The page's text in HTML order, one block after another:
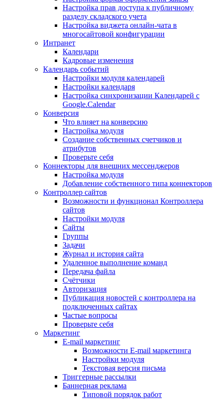
Настройка прав доступа к публичному
разделу складского учета
Настройка виджета онлайн-чата в
многосайтовой конфигурации
Интранет
Календари
Кадровые изменения
Календарь событий
Настройки модуля календарей
Настройки календаря
Настройка синхронизации Календарей с
Google.Calendar
Конверсия
Что влияет на конверсию
Настройка модуля
Создание собственных счетчиков и
атрибутов
Проверьте себя
Коннекторы для внешних мессенджеров
Настройка модуля
Добавление собственного типа коннекторов
Контроллер сайтов
Возможности и функционал Контроллера
сайтов
Настройки модуля
Сайты
Группы
Задачи
Журнал и история сайта
Удаленное выполнение команд
Передача файла
Счётчики
Авторизация
Публикация новостей с контроллера на
подключенных сайтах
Частые вопросы
Проверьте себя
Маркетинг
E-mail маркетинг
Возможности E-mail маркетинга
Настройки модуля
Текстовая версия письма
Триггерные рассылки
Баннерная реклама
Типовой порядок работ